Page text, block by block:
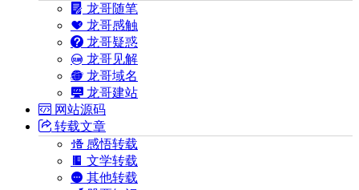
龙哥随笔
龙哥感触
龙哥疑惑
龙哥见解
龙哥域名
龙哥建站
网站源码
转载文章
感悟转载
文学转载
其他转载